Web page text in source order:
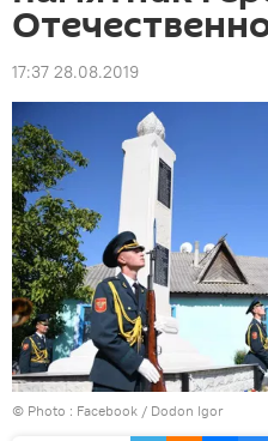
17:37 28.08.2019
© Photo : Facebook / Dodon Igor